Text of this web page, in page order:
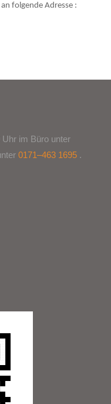
folgende Adresse :
im Büro unter
0171–463 1695 .